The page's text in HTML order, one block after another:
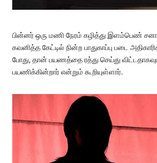
பின்னர் ஒரு மணி நேரம் கழித்து இளம்பெண்
கவனித்த கேட்டில் நின்ற பாதுகாப்பு படை
போது, தான் பயணத்தை ரத்து செய்து
பயணிக்கின்றார் என்றும் கூறியுள்ளார்.